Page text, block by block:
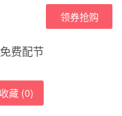
领券抢购
费配节
收藏 (0)